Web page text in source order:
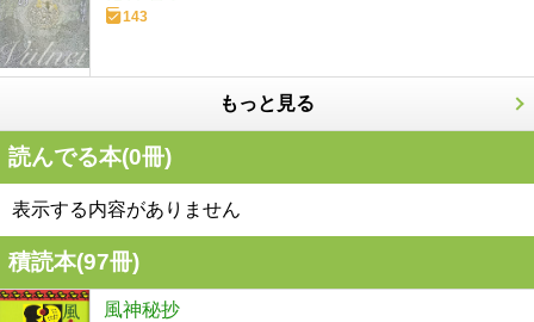
143
もっと見る
読んでる本(0冊)
表示する内容がありません
積読本(97冊)
風神秘抄